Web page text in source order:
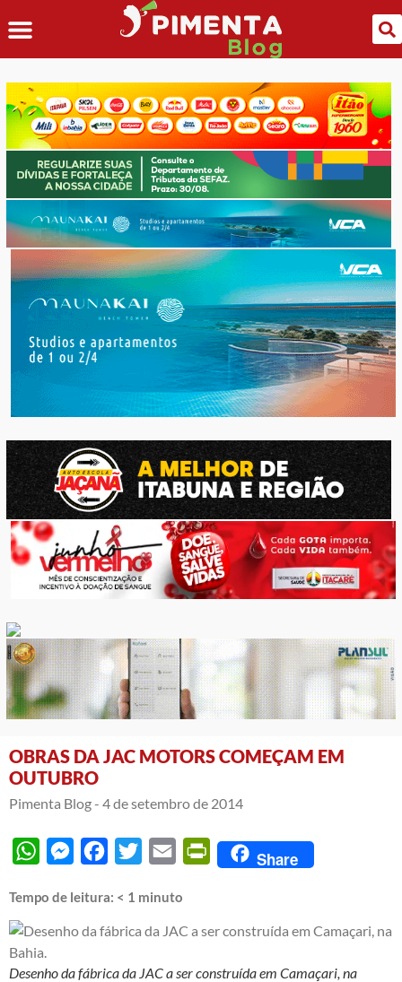
OBRAS DA JAC MOTORS COMEÇAM EM
OUTUBRO
Pimenta Blog - 4 de setembro de 2014
WhatsAppMessengerFacebook
Twitter Email PrintFriendly
Share
Tempo de leitura: < 1 minuto
Desenho da fábrica da JAC a ser construída em Camaçari, na